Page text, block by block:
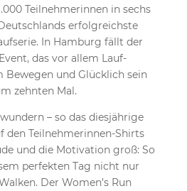
Teilnehmerinnen in sechs
erfolgreichste
In Hamburg fällt der
das vor allem Lauf-
Bewegen und Glücklich sein
zehnten Mal.
– so das diesjährige
den Teilnehmerinnen-Shirts
und die Motivation groß: So
perfekten Tag nicht nur
Der Women’s Run